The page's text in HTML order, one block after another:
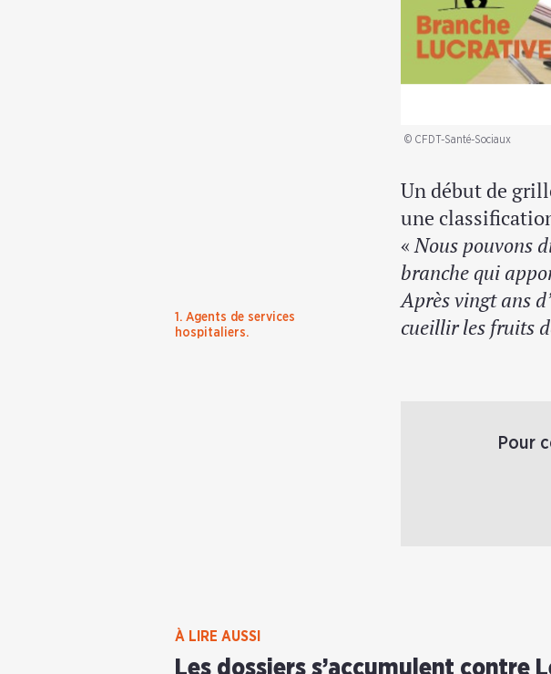
© CFDT-Santé-Sociaux
1. Agents de services
hospitaliers.
Un début de
une
«Nous pouvons
branche qui
Après vingt ans
cueillir les fruits
Pour
À LIRE AUSSI
Les dossiers s’accumulent contre